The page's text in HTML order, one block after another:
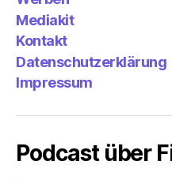
Mediakit
Kontakt
Datenschutzerklärung
Impressum
Podcast über